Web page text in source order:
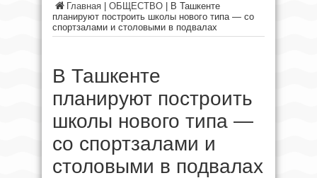
Главная ОБЩЕСТВО
В Ташкенте
планируют построить школы нового типа — со
спортзалами и столовыми в подвалах
В Ташкенте
планируют построить
школы нового типа —
со спортзалами и
столовыми в подвалах